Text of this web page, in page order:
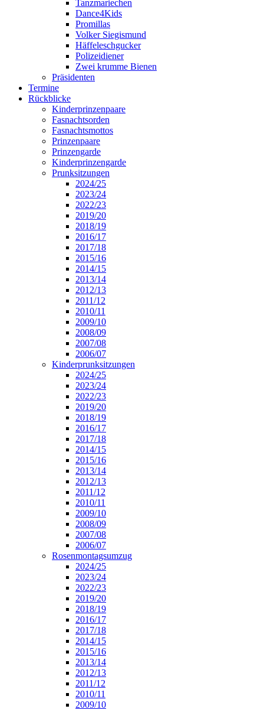
Tanzmariechen
Dance4Kids
Promillas
Volker Siegismund
Häffeleschgucker
Polizeidiener
Zwei krumme Bienen
Präsidenten
Termine
Rückblicke
Kinderprinzenpaare
Fasnachtsorden
Fasnachtsmottos
Prinzenpaare
Prinzengarde
Kinderprinzengarde
Prunksitzungen
2024/25
2023/24
2022/23
2019/20
2018/19
2016/17
2017/18
2015/16
2014/15
2013/14
2012/13
2011/12
2010/11
2009/10
2008/09
2007/08
2006/07
Kinderprunksitzungen
2024/25
2023/24
2022/23
2019/20
2018/19
2016/17
2017/18
2014/15
2015/16
2013/14
2012/13
2011/12
2010/11
2009/10
2008/09
2007/08
2006/07
Rosenmontagsumzug
2024/25
2023/24
2022/23
2019/20
2018/19
2016/17
2017/18
2014/15
2015/16
2013/14
2012/13
2011/12
2010/11
2009/10